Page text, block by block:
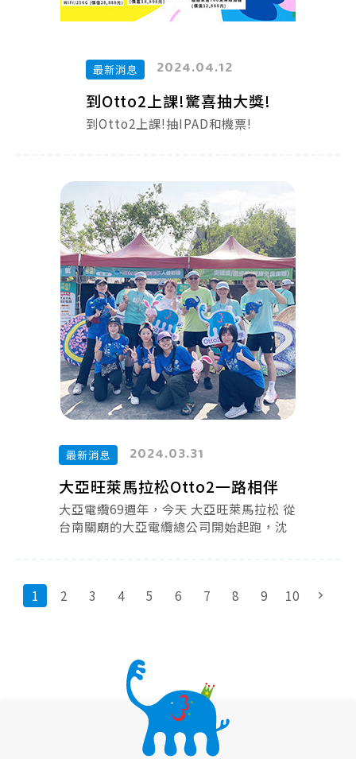
最新消息 2024.04.12
到Otto2上課!驚喜抽大獎!
到Otto2上課!抽IPAD和機票!
最新消息 2024.03.31
大亞旺萊馬拉松Otto2一路相伴
大亞電纜69週年，今天 大亞旺萊馬拉松 從
台南關廟的大亞電纜總公司開始起跑，沈
1
2 3 4 5 6 7 8 9 10